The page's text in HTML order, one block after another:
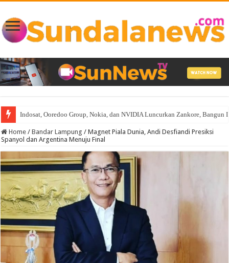
Indosat, Ooredoo Group, Nokia, dan NVIDIA Luncurkan Zankore, Bangun
Home / Bandar Lampung / Magnet Piala Dunia, Andi Desfiandi Presiksi
Spanyol dan Argentina Menuju Final